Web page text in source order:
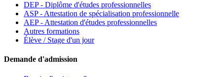
DEP - Diplôme d'études professionnelles
ASP - Attestation de spécialisation professionnelle
AEP - Attestation d'études professionnelles
Autres formations
Élève / Stage d'un jour
Demande d'admission